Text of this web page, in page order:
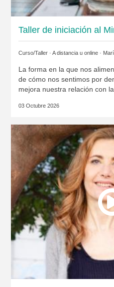
Taller de iniciación al
Curso/Taller · A distancia u online ·
La forma en la que nos
de cómo nos sentimos por
mejora nuestra relación con
03 Octubre 2026